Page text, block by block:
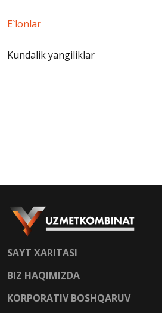
E`lonlar
Kundalik yangiliklar
SAYT XARITASI
BIZ HAQIMIZDA
KORPORATIV BOSHQARUV